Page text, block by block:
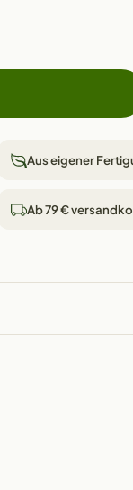
Aus eigener
Ab 79 €